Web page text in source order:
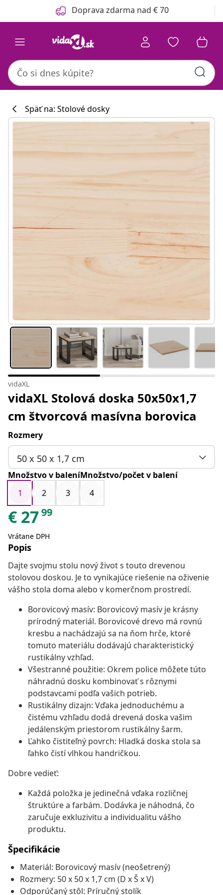
Predchádzajúce Doprava zdarma nad € 70
Späť na: Stolové dosky
vidaXL
vidaXL Stolová doska 50x50x1,7
cm štvorcová masívna borovica
Rozmery
50 x 50 x 1,7 cm
Množstvo v baleníMnožstvo/počet v balení
1
2 3 4
€ 2799
Vrátane DPH
Popis
Dajte svojmu stolu nový život s touto drevenou
stolovou doskou. Je to vynikajúce riešenie na oživenie
vášho stola doma alebo v komerčnom prostredí.
Borovicový masív: Borovicový masív je krásny
prírodný materiál. Borovicové drevo má rovnú
kresbu a nachádzajú sa na ňom hrče, ktoré
tomuto materiálu dodávajú charakteristický
rustikálny vzhľad.
Všestranné použitie: Okrem police môžete túto
náhradnú dosku kombinovať s rôznymi
podstavcami podľa vašich potrieb.
Rustikálny dizajn: Vďaka jednoduchému a
čistému vzhľadu dodá drevená doska vašim
jedálenským priestorom rustikálny šarm.
Ľahko čistiteľný povrch: Hladká doska stola sa
ľahko čistí vlhkou handričkou.
Dobre vedieť:
Každá položka je jedinečná vďaka rozličnej
štruktúre a farbám. Dodávka je náhodná, čo
zaručuje exkluzivitu a individualitu vášho
produktu.
Špecifikácie
Materiál: Borovicový masív (neošetrený)
Rozmery: 50 x 50 x 1,7 cm (D x Š x V)
Odporúčaný stôl: Príručný stolík